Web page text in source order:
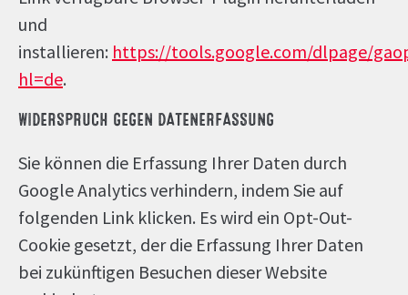
und
installieren: https://tools.google.com/dlpage/
hl=de.
WIDERSPRUCH GEGEN DATENERFASSUNG
Sie können die Erfassung Ihrer Daten durch
Google Analytics verhindern, indem Sie auf
folgenden Link klicken. Es wird ein Opt-Out-
Cookie gesetzt, der die Erfassung Ihrer Daten
bei zukünftigen Besuchen dieser Website